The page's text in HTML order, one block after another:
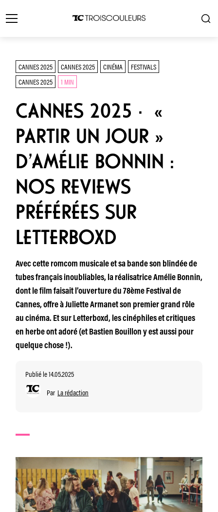
CANNES 2025 CANNES 2025 CINÉMA
FESTIVALS
CANNES 2025
1 MIN
CANNES 2025 · «
PARTIR UN JOUR »
D’AMÉLIE BONNIN :
NOS REVIEWS
PRÉFÉRÉES SUR
LETTERBOXD
Avec cette romcom musicale et sa bande son blindée de
tubes français inoubliables, la réalisatrice Amélie Bonnin,
dont le film faisait l’ouverture du 78ème Festival de
Cannes, offre à Juliette Armanet son premier grand rôle
au cinéma. Et sur Letterboxd, les cinéphiles et critiques
en herbe ont adoré (et Bastien Bouillon y est aussi pour
quelque chose !).
Publié le 14.05.2025
Par La rédaction